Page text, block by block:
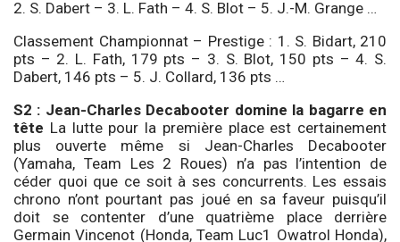
2. S. Dabert – 3. L. Fath – 4. S. Blot – 5. J.-M. Grange …
Classement Championnat – Prestige : 1. S. Bidart, 210
pts – 2. L. Fath, 179 pts – 3. S. Blot, 150 pts – 4. S.
Dabert, 146 pts – 5. J. Collard, 136 pts …
S2 : Jean-Charles Decabooter domine la bagarre en
tête La lutte pour la première place est certainement
plus ouverte même si Jean-Charles Decabooter
(Yamaha, Team Les 2 Roues) n’a pas l’intention de
céder quoi que ce soit à ses concurrents. Les essais
chrono n’ont pourtant pas joué en sa faveur puisqu’il
doit se contenter d’une quatrième place derrière
Germain Vincenot (Honda, Team Luc1 Owatrol Honda),